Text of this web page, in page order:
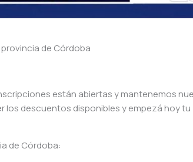
de Córdoba
están abiertas y mantenemos
los descuentos disponibles y empezá hoy
de Córdoba: